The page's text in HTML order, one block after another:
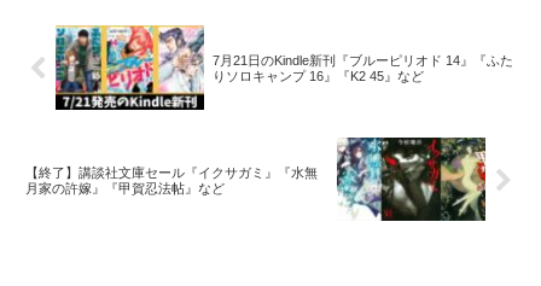
7月21日のKindle新刊『ブルーピリオド 14』『ふた
りソロキャンプ 16』『K2 45』など
【終了】講談社文庫セール『イクサガミ』『水無
月家の許嫁』『甲賀忍法帖』など